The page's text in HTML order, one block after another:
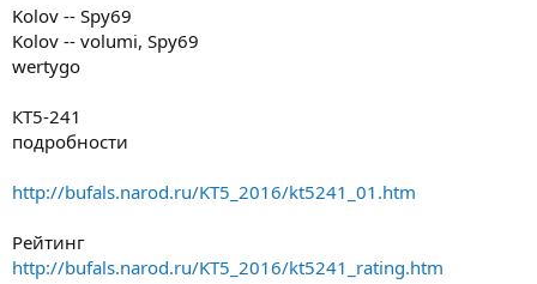
Kolov -- Spy69
Kolov -- volumi, Spy69
wertygo
КТ5-241
подробности
http://bufals.narod.ru/KT5_2016/kt5241_01.htm
Рейтинг
http://bufals.narod.ru/KT5_2016/kt5241_rating.htm